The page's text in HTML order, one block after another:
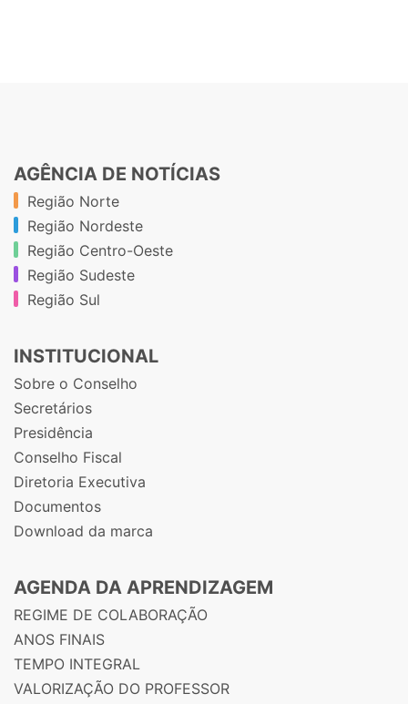
AGÊNCIA DE NOTÍCIAS
Região Norte
Região Nordeste
Região Centro-Oeste
Região Sudeste
Região Sul
INSTITUCIONAL
Sobre o Conselho
Secretários
Presidência
Conselho Fiscal
Diretoria Executiva
Documentos
Download da marca
AGENDA DA APRENDIZAGEM
REGIME DE COLABORAÇÃO
ANOS FINAIS
TEMPO INTEGRAL
VALORIZAÇÃO DO PROFESSOR